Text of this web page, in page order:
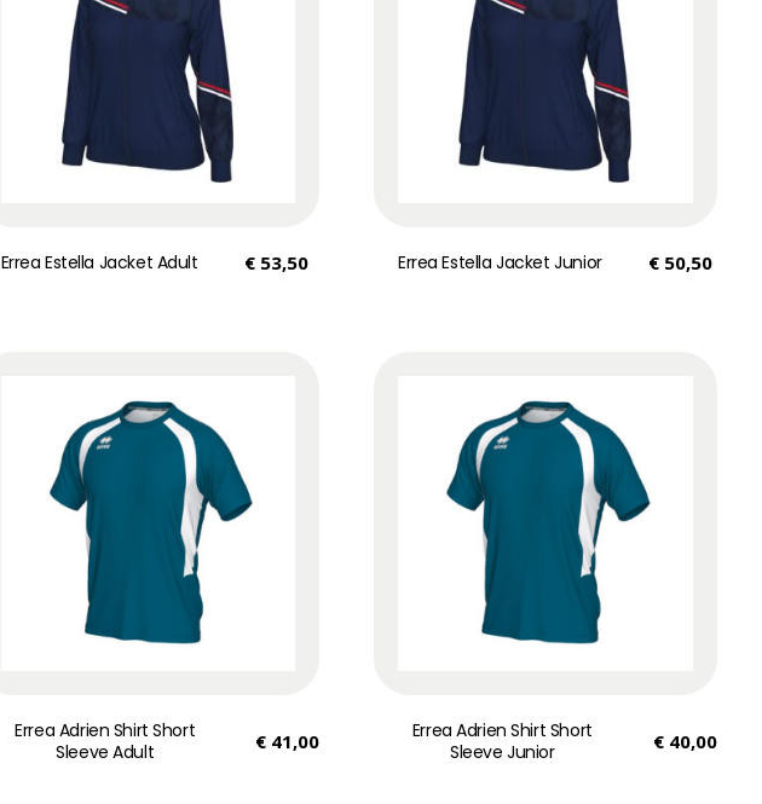
Errea Estella Jacket Adult €53,50 Errea Estella Jacket Junior €50,50
Errea Adrien Shirt Short
Sleeve Adult
€ 41,00
Errea Adrien Shirt Short
Sleeve Junior
€40,00